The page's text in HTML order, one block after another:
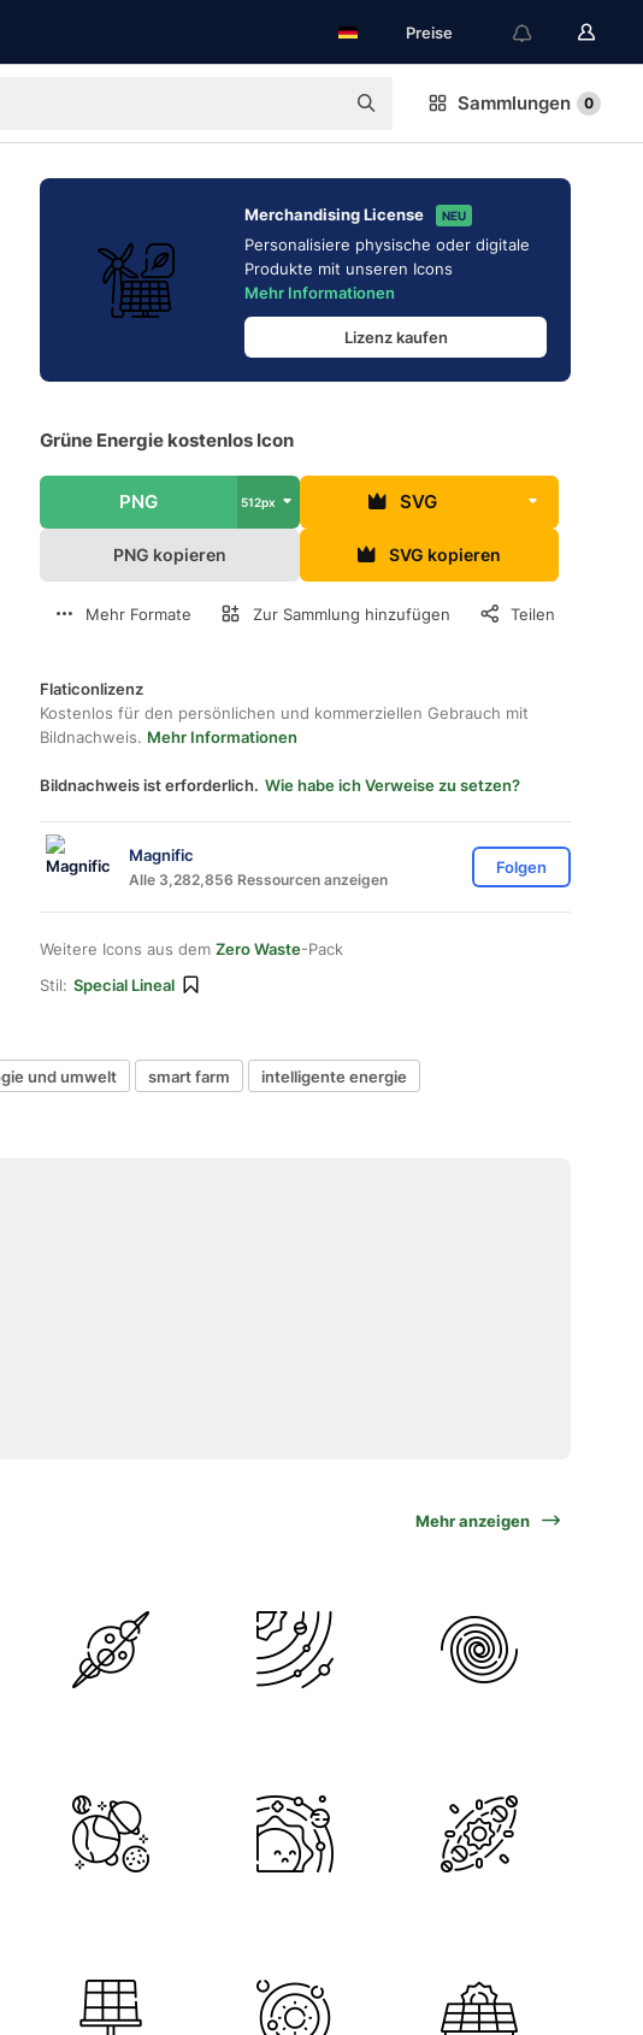
Preise
Sammlungen 0
Merchandising License NEU
Personalisiere physische oder digitale
Produkte mit unseren Icons
Mehr Informationen
Lizenz kaufen
Grüne Energie kostenlos Icon
PNG 512px SVG
PNG kopieren SVG kopieren
Mehr Formate Zur Sammlung hinzufügen Teilen
Flaticonlizenz
Kostenlos für den persönlichen und kommerziellen Gebrauch mit
Bildnachweis. Mehr Informationen
Bildnachweis ist erforderlich. Wie habe ich Verweise zu setzen?
Magnific
Alle 3,282,856 Ressourcen anzeigen
Folgen
Weitere Icons aus dem Zero Waste-Pack
Stil: Special Lineal
und umwelt smart farm
intelligente energie
Mehr anzeigen